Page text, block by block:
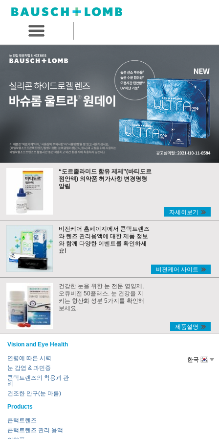
“도르졸라미드 함유 제제”(바티도르
점안액) 의약품 허가사항 변경명령
알림
자세히보기
비전케어 홈페이지에서 콘택트렌즈
와 렌즈 관리용액에 대한 제품 정보
와 함께 다양한 이벤트를 확인하세
요!
비젼케어 사이트
건강한 눈을 위한 눈 전문 영양제,
오큐비전 50플러스. 눈 건강을 지
키는 항산화 성분 5가지를 확인해
보세요.
제품설명
Vision and Eye Health
연령에 따른 시력
눈 감염 & 과민증
콘택트렌즈의 착용과 관
리
건조한 안구(눈 마름)
Products
콘택트렌즈
콘택트렌즈 관리 용액
한국